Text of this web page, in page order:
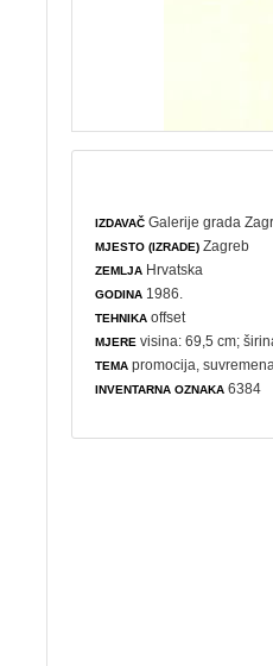
IZDAVAČ Galerije grada
MJESTO (IZRADE) Zagreb
ZEMLJA Hrvatska
GODINA 1986.
TEHNIKA offset
MJERE visina: 69,5 cm;
TEMA promocija ,
INVENTARNA OZNAKA 6384